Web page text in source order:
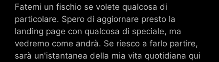
Fatemi un fischio se volete qualcosa di
particolare. Spero di aggiornare presto la
landing page con qualcosa di speciale, ma
vedremo come andrà. Se riesco a farlo partire,
sarà un'istantanea della mia vita quotidiana qui